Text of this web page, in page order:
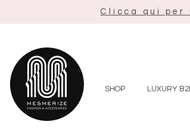
Clicca qui per
SHOP LUXURY